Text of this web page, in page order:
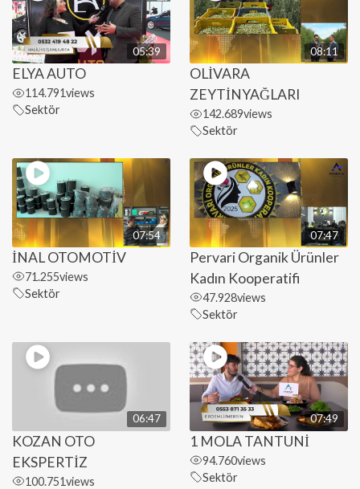
05:39
ELYA AUTO
114.791views
Sektör
08:11
OLİVARA
ZEYTİNYAĞLARI
142.689views
Sektör
07:54
İNAL OTOMOTİV
71.255views
Sektör
07:47
Pervari Organik Ürünler
Kadın Kooperatifi
47.928views
Sektör
06:47
KOZAN OTO
EKSPERTİZ
100.751views
07:49
1 MOLA TANTUNİ
94.760views
Sektör